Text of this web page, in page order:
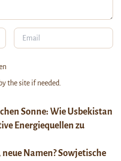
Sonne: Wie Usbekistan
Energiequellen zu
Namen? Sowjetische
the site if needed.